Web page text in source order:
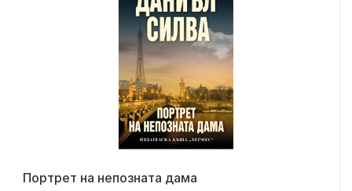
Портрет на непозната дама